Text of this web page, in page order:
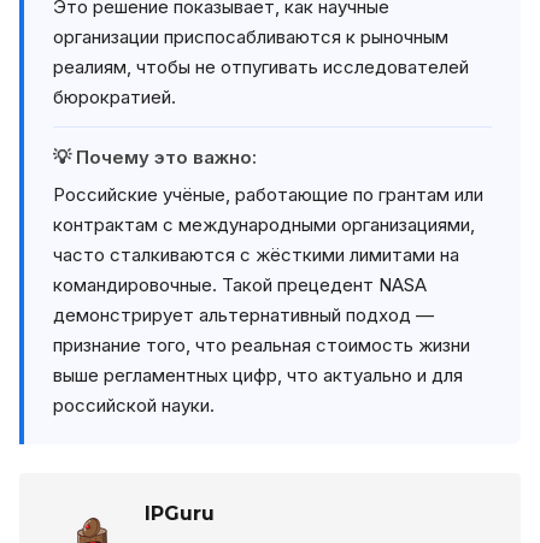
Это решение показывает, как научные
организации приспосабливаются к рыночным
реалиям, чтобы не отпугивать исследователей
бюрократией.
💡 Почему это важно:
Российские учёные, работающие по грантам или
контрактам с международными организациями,
часто сталкиваются с жёсткими лимитами на
командировочные. Такой прецедент NASA
демонстрирует альтернативный подход —
признание того, что реальная стоимость жизни
выше регламентных цифр, что актуально и для
российской науки.
IPGuru